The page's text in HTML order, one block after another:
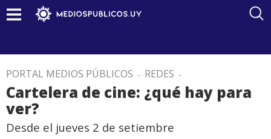
PORTAL MEDIOS PÚBLICOS . REDES .
Cartelera de cine: ¿qué hay para
ver?
Desde el jueves 2 de setiembre